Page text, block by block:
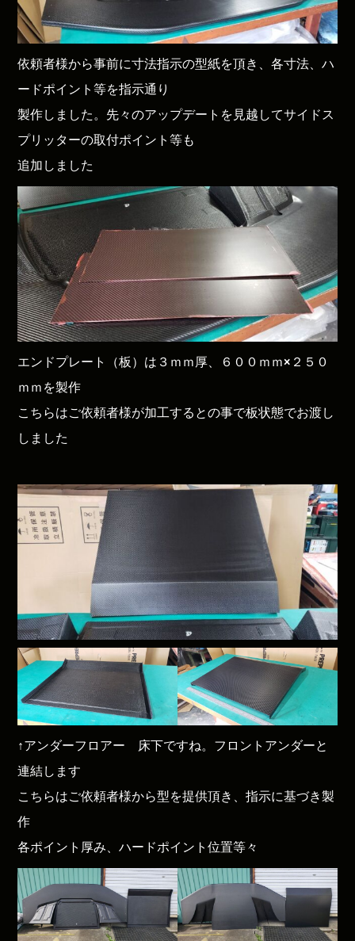
依頼者様から事前に寸法指示の型紙を頂き、各寸法、ハ
ードポイント等を指示通り
製作しました。先々のアップデートを見越してサイドス
プリッターの取付ポイント等も
追加しました
エンドプレート（板）は３ｍｍ厚、６００ｍｍ×２５０
ｍｍを製作
こちらはご依頼者様が加工するとの事で板状態でお渡し
しました
↑アンダーフロアー 床下ですね。フロントアンダーと
連結します
こちらはご依頼者様から型を提供頂き、指示に基づき製
作
各ポイント厚み、ハードポイント位置等々